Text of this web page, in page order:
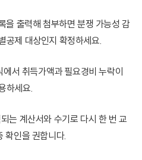
을 출력해 첨부하면 분쟁 가능성 감
공제 대상인지 확정하세요.
서 취득가액과 필요경비 누락이
하세요.
는 계산서와 수기로 다시 한 번 교
확인을 권합니다.